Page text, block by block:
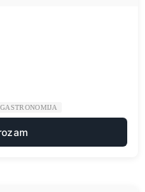
GASTRONOMIJA